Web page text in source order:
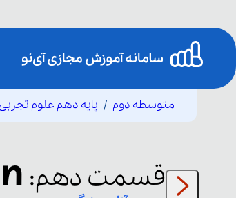
متوسطه دوم پایه دهم علوم تجربی
قسمت دهم: